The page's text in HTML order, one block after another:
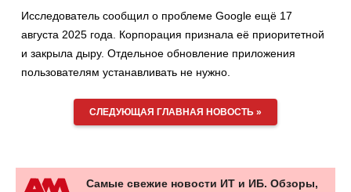
Исследователь сообщил о проблеме Google ещё 17
августа 2025 года. Корпорация признала её приоритетной
и закрыла дыру. Отдельное обновление приложения
пользователям устанавливать не нужно.
СЛЕДУЮЩАЯ ГЛАВНАЯ НОВОСТЬ »
Самые свежие новости ИТ и ИБ. Обзоры,